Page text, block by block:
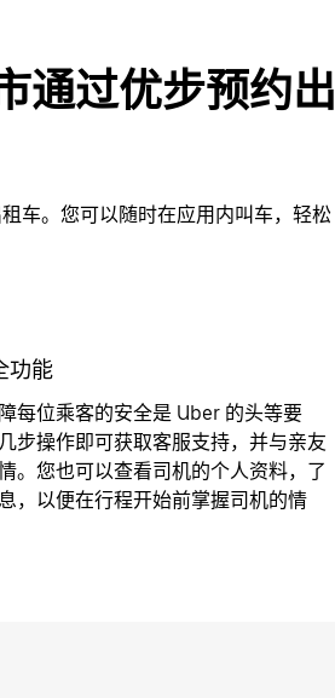
通过优步预约出
车。您可以随时在应用内叫车，轻松
功能
每位乘客的安全是 Uber 的头等要
步操作即可获取客服支持，并与亲友
。您也可以查看司机的个人资料，了
，以便在行程开始前掌握司机的情